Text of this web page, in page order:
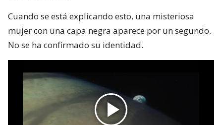
Cuando se está explicando esto, una misteriosa
mujer con una capa negra aparece por un segundo.
No se ha confirmado su identidad.